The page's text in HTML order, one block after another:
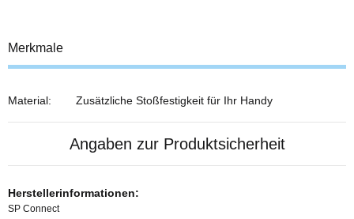
Merkmale
Material: Zusätzliche Stoßfestigkeit für Ihr Handy
Angaben zur Produktsicherheit
Herstellerinformationen:
SP Connect